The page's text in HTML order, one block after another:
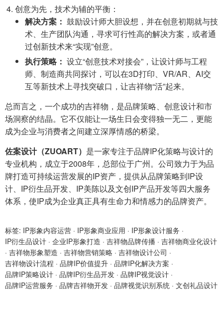
创意为先，技术为辅的平衡：
解决方案： 鼓励设计师大胆设想，并在创意初期就与技
术、生产团队沟通，寻求可行性高的解决方案，或者通
过创新技术来“实现”创意。
执行策略： 设立“创意技术对接会”，让设计师与工程
师、制造商共同探讨，可以在3D打印、VR/AR、AI交
互等新技术上寻找突破口，让吉祥物“活”起来。
总而言之，一个成功的吉祥物，是品牌策略、创意设计和市
场洞察的结晶。它不仅能让一场生日会变得独一无二，更能
成为企业与消费者之间建立深厚情感的桥梁。
佐案设计（ZUOART） 是一家专注于品牌IP化策略与设计的
专业机构，成立于2008年，总部位于广州。公司致力于为品
牌打造可持续运营发展的IP资产，提供从品牌策略到IP设
计、IP衍生品开发、IP美陈以及文创IP产品开发等四大服务
体系，使IP成为企业真正具有生命力和情感力的品牌资产。
标签: IP形象内容运营 · IP形象商业应用 · IP形象设计服务 ·
IP衍生品设计 · 企业IP形象打造 · 吉祥物品牌传播 · 吉祥物商业化设计
· 吉祥物形象塑造 · 吉祥物营销策略 · 吉祥物设计公司 ·
吉祥物设计流程 · 品牌IP价值提升 · 品牌IP化解决方案 ·
品牌IP策略设计 · 品牌IP衍生品开发 · 品牌IP视觉设计 ·
品牌IP运营服务 · 品牌吉祥物开发 · 品牌视觉识别系统 · 文创礼品设计